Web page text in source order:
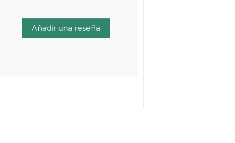
Añadir una reseña